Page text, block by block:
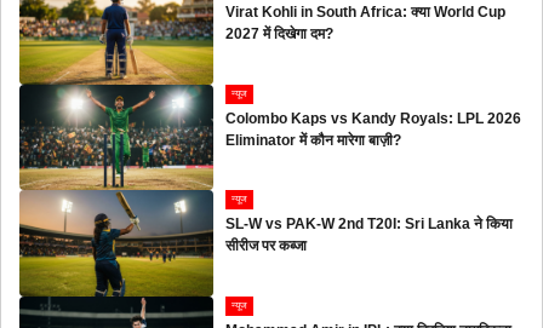
Virat Kohli in South Africa: क्या World Cup
2027 में दिखेगा दम?
न्यूज
Colombo Kaps vs Kandy Royals: LPL 2026
Eliminator में कौन मारेगा बाज़ी?
न्यूज
SL-W vs PAK-W 2nd T20I: Sri Lanka ने किया
सीरीज पर कब्जा
न्यूज